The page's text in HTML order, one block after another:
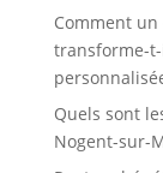
Comment
transforme-
Quels sont
Nogent-sur-